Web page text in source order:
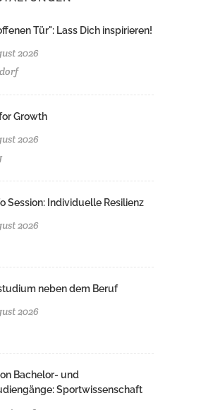
Tür": Lass Dich inspirieren!
2026
Growth
2026
Session: Individuelle Resilienz
2026
neben dem Beruf
2026
Bachelor- und
Sportwissenschaft